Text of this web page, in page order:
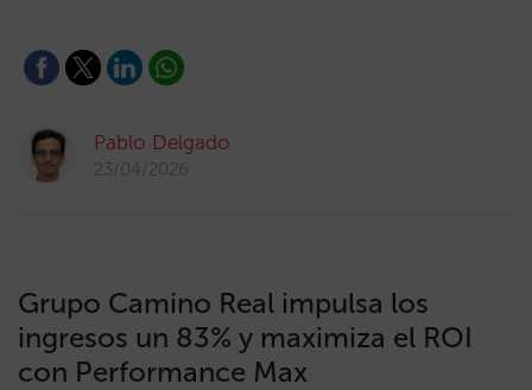
Pablo Delgado
23/04/2026
Grupo Camino Real impulsa los
ingresos un 83% y maximiza el ROI
con Performance Max